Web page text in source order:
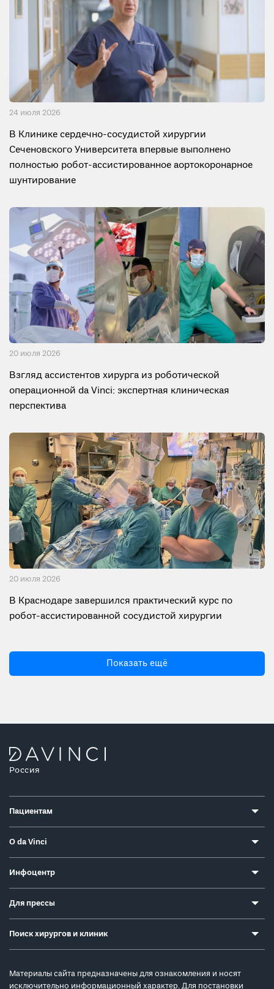
24 июля 2026
В Клинике сердечно-сосудистой хирургии
Сеченовского Университета впервые выполнено
полностью робот-ассистированное аортокоронарное
шунтирование
20 июля 2026
Взгляд ассистентов хирурга из роботической
операционной da Vinci: экспертная клиническая
перспектива
20 июля 2026
В Краснодаре завершился практический курс по
робот-ассистированной сосудистой хирургии
Показать ещё
Россия
Пациентам
О da Vinci
Инфоцентр
Для прессы
Поиск хирургов и клиник
Материалы сайта предназначены для ознакомления и носят
исключительно информационный характер. Для постановки